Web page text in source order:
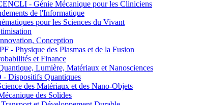
- Génie Mécanique pour les Cliniciens
de l'Informatique
pour les Sciences du Vivant
Conception
- Physique des Plasmas et de la Fusion
et Finance
Lumière, Matériaux et Nanosciences
Dispositifs Quantiques
des Matériaux et des Nano-Objets
des Solides